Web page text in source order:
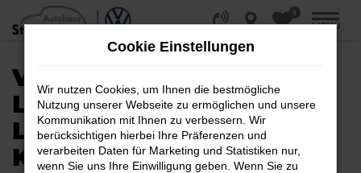
Zum
Hauptinhalt
0
MENÜ
VW ARTEON KAUFEN,
LEASEN, FINANZIEREN |
LIEFERSERVICE NACH
KASSEL
Cookie Einstellungen
Wir nutzen Cookies, um Ihnen die bestmögliche
Nutzung unserer Webseite zu ermöglichen und unsere
Kommunikation mit Ihnen zu verbessern. Wir
berücksichtigen hierbei Ihre Präferenzen und
verarbeiten Daten für Marketing und Statistiken nur,
wenn Sie uns Ihre Einwilligung geben. Wenn Sie zu